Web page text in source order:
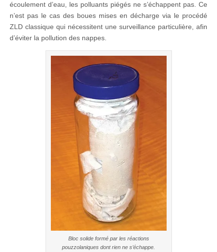
écoulement d’eau, les polluants piégés ne s’échappent pas. Ce
n’est pas le cas des boues mises en décharge via le procédé
ZLD classique qui nécessitent une surveillance particulière, afin
d’éviter la pollution des nappes.
Bloc solide formé par les réactions
pouzzolaniques dont rien ne s’échappe.